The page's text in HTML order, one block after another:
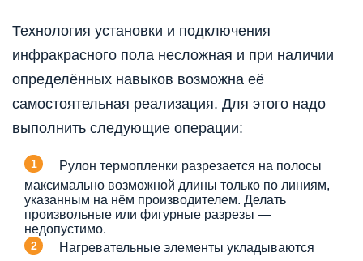
Технология установки и подключения
инфракрасного пола несложная и при наличии
определённых навыков возможна её
самостоятельная реализация. Для этого надо
выполнить следующие операции:
Рулон термопленки разрезается на полосы
максимально возможной длины только по линиям,
указанным на нём производителем. Делать
произвольные или фигурные разрезы —
недопустимо.
Нагревательные элементы укладываются